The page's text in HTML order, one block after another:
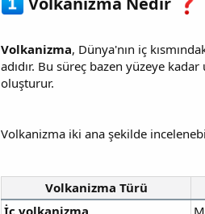
Volkanizma, Dünya'nın iç
adıdır. Bu süreç bazen yüzeye kadar
oluşturur.
Volkanizma iki ana şekilde
Volkanizma Türü
İç volkanizma